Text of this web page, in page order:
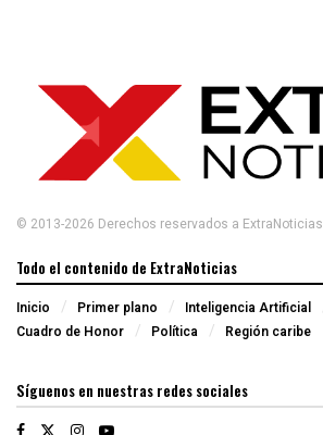
© 2013-2026 Derechos reservados a ExtraNoticias
Todo el contenido de ExtraNoticias
Inicio Primer plano Inteligencia Artificial
Cuadro de Honor
Política Región caribe
Síguenos en nuestras redes sociales